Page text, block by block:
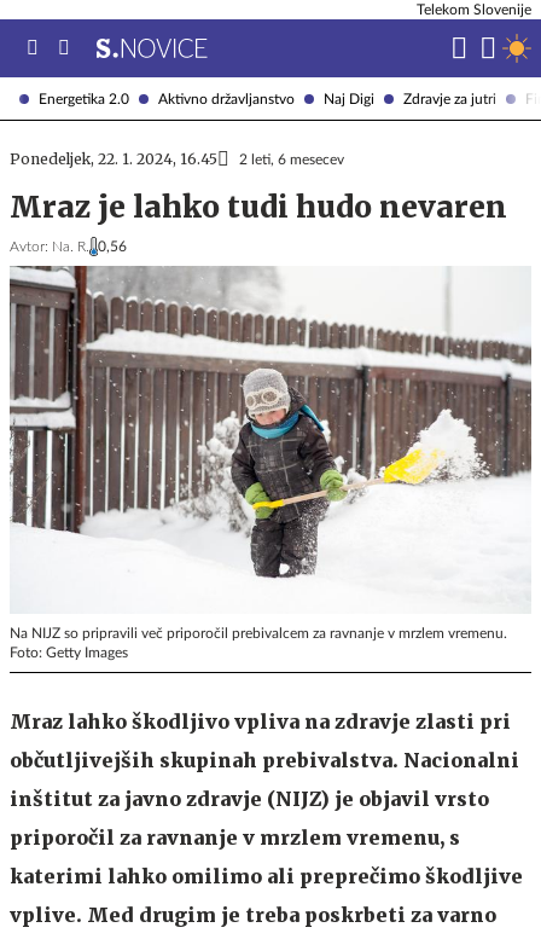
Energetika 2.0 Aktivno državljanstvo Naj Digi Zdravje za jutri
Telekom Slovenije
Ponedeljek, 22. 1. 2024, 16.45 2 leti, 6 mesecev
Mraz je lahko tudi hudo nevaren
Avtor: Na. R. 0,56
Na NIJZ so pripravili več priporočil prebivalcem za ravnanje v mrzlem vremenu.
Foto: Getty Images
Mraz lahko škodljivo vpliva na zdravje zlasti pri
občutljivejših skupinah prebivalstva. Nacionalni
inštitut za javno zdravje (NIJZ) je objavil vrsto
priporočil za ravnanje v mrzlem vremenu, s
katerimi lahko omilimo ali preprečimo škodljive
vplive. Med drugim je treba poskrbeti za varno